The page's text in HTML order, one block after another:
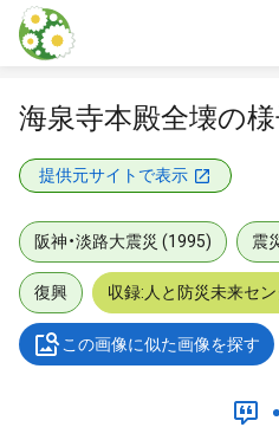
本文に飛ぶ
海泉寺本殿全壊の
提供元サイトで表示
阪神・淡路大震災 (1995) 震
復興 収録:人と防災未来セ
この画像に似た画像を探す